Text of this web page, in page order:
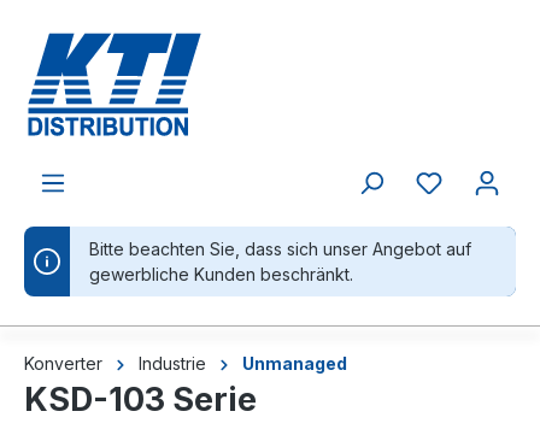
Bitte beachten Sie, dass sich unser Angebot auf
gewerbliche Kunden beschränkt.
Konverter Industrie Unmanaged
KSD-103 Serie